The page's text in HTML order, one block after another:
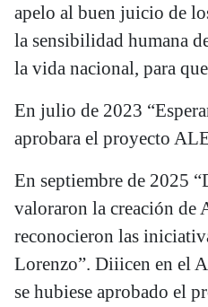
apelo al buen juicio de
la sensibilidad humana
la vida nacional, para
En julio de 2023
aprobara el proyecto
En septiembre de 2025
valoraron la creación de
reconocieron las
Lorenzo”. Diiicen en el
se hubiese aprobado el